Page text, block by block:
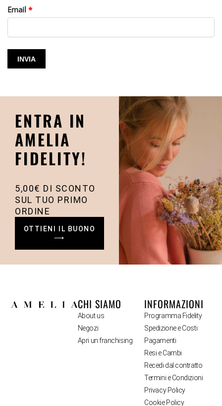
Email *
ENTRA IN
AMELIA
FIDELITY!
5,00€ DI SCONTO
SUL TUO PRIMO
ORDINE
OTTIENI IL BUONO
⟶
CHI SIAMO
About us
Negozi
Apri un franchising
INFORMAZIONI
Programma Fidelity
Spedizione e Costi
Pagamenti
Resi e Cambi
Recedi dal contratto
Termini e Condizioni
Privacy Policy
Cookie Policy